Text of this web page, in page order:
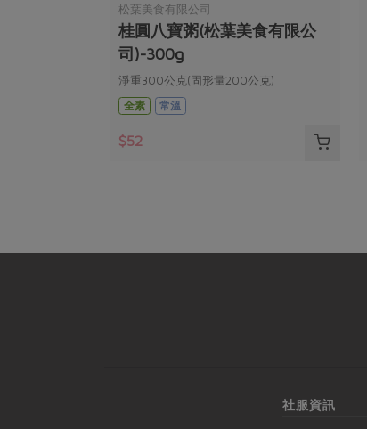
松葉美食有限公司
桂圓八寶粥(松葉美食有限公
司)-300g
淨重300公克(固形量200公克)
全素
常溫
$52
社服資訊